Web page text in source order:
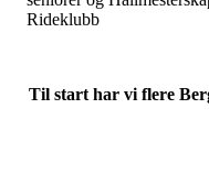
Rideklubb
Til start har vi flere